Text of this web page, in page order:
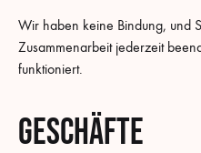
Wir haben keine Bindung, und
Zusammenarbeit jederzeit
funktioniert.
Geschäfte